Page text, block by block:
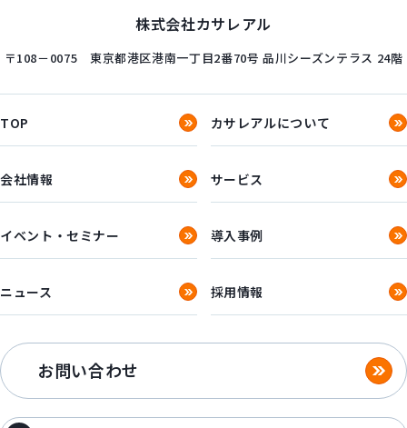
株式会社カサレアル
〒108－0075 東京都港区港南一丁目2番70号 品川シーズンテラス 24階
TOP カサレアルについて
会社情報 サービス
イベント・セミナー 導入事例
ニュース 採用情報
お問い合わせ